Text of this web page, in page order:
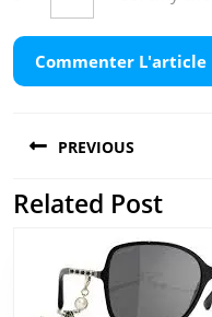
de
l’article
PREVIOUS
Previous
Related Post